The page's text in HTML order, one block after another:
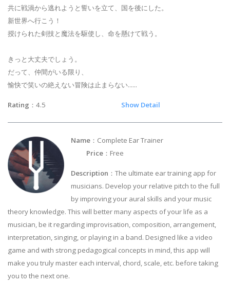
共に戦渦から逃れようと誓いを立て、国を後にした。
新世界へ行こう！
授けられた剣技と魔法を駆使し、命を懸けて戦う。
きっと大丈夫でしょう。
だって、仲間がいる限り、
愉快で笑いの絶えない冒険は止まらない......
Rating ：4.5 Show Detail
Name ：Complete Ear Trainer
Price ：Free
Description ：The ultimate ear training app for
musicians. Develop your relative pitch to the full
by improving your aural skills and your music
theory knowledge. This will better many aspects of your life as a
musician, be it regarding improvisation, composition, arrangement,
interpretation, singing, or playing in a band. Designed like a video
game and with strong pedagogical concepts in mind, this app will
make you truly master each interval, chord, scale, etc. before taking
you to the next one.